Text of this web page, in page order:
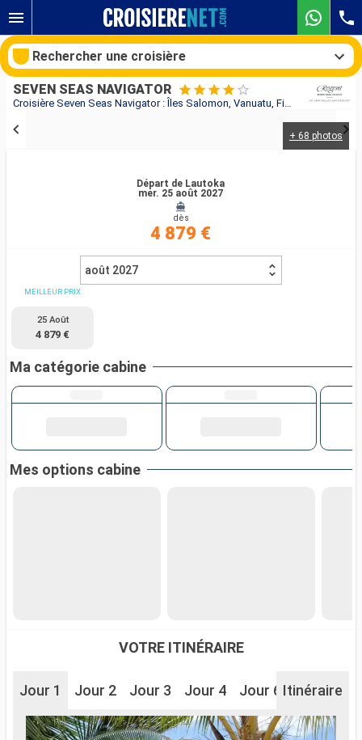
Croisière Seven Seas Navigator : Îles Salomon, Vanuatu, Fidji (Îles) au départ de Lautoka
SEVEN SEAS NAVIGATOR
+ 68 photos
Départ de Lautoka
mer. 25 août 2027
dès
4 879 €
août 2027
MEILLEUR PRIX
25 Août
4 879 €
Ma catégorie cabine
Mes options cabine
VOTRE ITINÉRAIRE
Jour 1 Jour 2 Jour 3 Jour 4 Jour 6 Jour 7
Itinéraire
Rechercher une croisière
Rechercher